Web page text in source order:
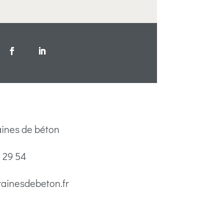
de béton
29 54